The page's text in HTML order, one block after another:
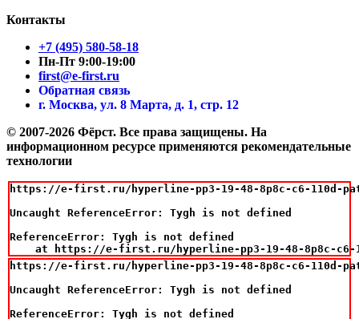
Контакты
+7 (495) 580-58-18
Пн-Пт 9:00-19:00
first@e-first.ru
Обратная связь
г. Москва, ул. 8 Марта, д. 1, стр. 12
© 2007-2026 Фёрст. Все права защищены. На
информационном ресурсе применяются рекомендательные
технологии
https://e-first.ru/hyperline-pp3-19-48-8p8c-c6-110d-
Uncaught ReferenceError: Tygh is not defined
ReferenceError: Tygh is not defined
at https://e-first.ru/hyperline-pp3-19-48-8p8c-
https://e-first.ru/hyperline-pp3-19-48-8p8c-c6-110d-
Uncaught ReferenceError: Tygh is not defined
ReferenceError: Tygh is not defined